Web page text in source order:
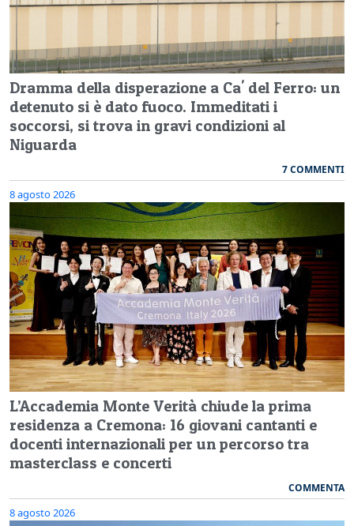
Dramma della disperazione a Ca' del Ferro: un
detenuto si è dato fuoco. Immeditati i
soccorsi, si trova in gravi condizioni al
Niguarda
7 COMMENTI
8 agosto 2026
L’Accademia Monte Verità chiude la prima
residenza a Cremona: 16 giovani cantanti e
docenti internazionali per un percorso tra
masterclass e concerti
COMMENTA
8 agosto 2026